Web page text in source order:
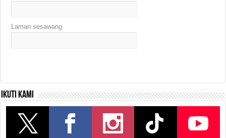
Laman sesawang
Ikuti kami